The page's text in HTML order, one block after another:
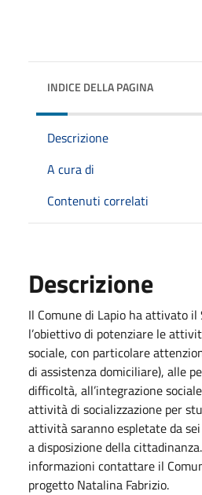
INDICE DELLA PAGINA
Descrizione
A cura di
Contenuti correlati
Descrizione
Il Comune di Lapio ha attivato il
l’obiettivo di potenziare le
sociale, con particolare
di assistenza domiciliare), alle
difficoltà, all’integrazione
attività di socializzazione per
attività saranno espletate da
a disposizione della
informazioni contattare il
progetto Natalina Fabrizio.